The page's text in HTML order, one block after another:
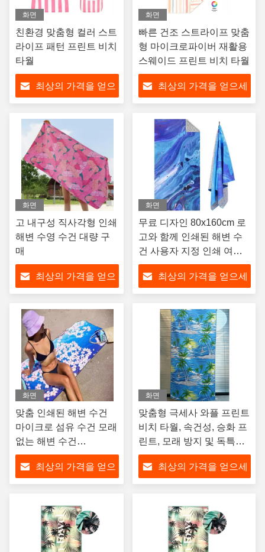
화면
친환경 맞춤형 컬러 스트
라이프 패턴 프린트 비치
타월
최상의 가격을 얻으
화면
빠른 건조 스트라이프 맞춤
형 마이크로파이버 재활용
스웨이드 프린트 비치 타월
최상의 가격을 얻으세
화면
고 내구성 직사각형 인쇄
해변 수영 수건 대량 구
매
최상의 가격을 얻으
화면
무료 디자인 80x160cm 로
고와 함께 인쇄된 해변 수
건 사용자 지정 인쇄 여름
대형 마이크로 섬유 해변
수건
최상의 가격을 얻으세
화면
맞춤 인쇄된 해변 수건
마이크로 섬유 수건 모래
없는 해변 수건
90x180cm 빠르게 건조
& 초 가벼운 OEM 로고/
사이즈
최상의 가격을 얻으
화면
맞춤형 극세사 와플 프린트
비치 타월, 속건성, 승화 프
린트, 모래 방지 및 독특한
디자인, 개인 맞춤 로고
최상의 가격을 얻으세